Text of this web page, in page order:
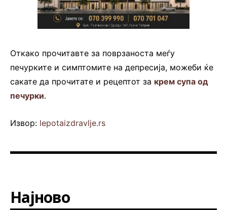
Откако прочитавте за поврзаноста меѓу
печурките и симптомите на депресија, можеби ќе
сакате да прочитате и рецептот за крем супа од
печурки.
Извор: lepotaizdravlje.rs
Најново